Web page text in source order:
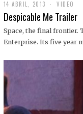
14 ABRIL, 2013
9
D
C
I
1
VIDEO
Despicable Me Trailer
Space, the final frontier.
Enterprise. Its five year